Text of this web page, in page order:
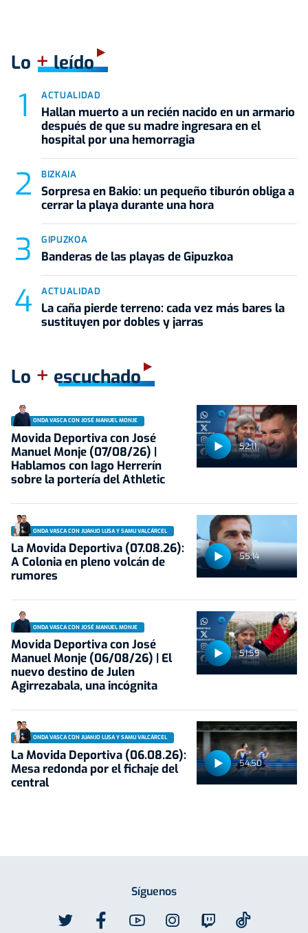
Lo +leído
ACTUALIDAD
Hallan muerto a un recién nacido en un armario
después de que su madre ingresara en el
hospital por una hemorragia
BIZKAIA
Sorpresa en Bakio: un pequeño tiburón obliga a
cerrar la playa durante una hora
GIPUZKOA
Banderas de las playas de Gipuzkoa
ACTUALIDAD
La caña pierde terreno: cada vez más bares la
sustituyen por dobles y jarras
Lo + escuchado
52:11
ONDA VASCA CON JOSÉ MANUEL MONJE
Movida Deportiva con José
Manuel Monje (07/08/26) |
Hablamos con Iago Herrerín
sobre la portería del Athletic
55:14
ONDA VASCA CON JUANJO LUSA Y SAMU VALCÁRCEL
La Movida Deportiva (07.08.26):
A Colonia en pleno volcán de
rumores
51:59
ONDA VASCA CON JOSÉ MANUEL MONJE
Movida Deportiva con José
Manuel Monje (06/08/26) | El
nuevo destino de Julen
Agirrezabala, una incógnita
54:50
ONDA VASCA CON JUANJO LUSA Y SAMU VALCÁRCEL
La Movida Deportiva (06.08.26):
Mesa redonda por el fichaje del
central
Síguenos